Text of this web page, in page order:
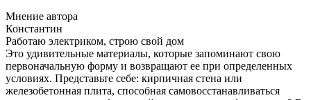
Мнение автора
Константин
Работаю электриком, строю свой дом
Это удивительные материалы, которые запоминают свою
первоначальную форму и возвращают ее при определенных
условиях. Представьте себе: кирпичная стена или
железобетонная плита, способная самовосстанавливаться